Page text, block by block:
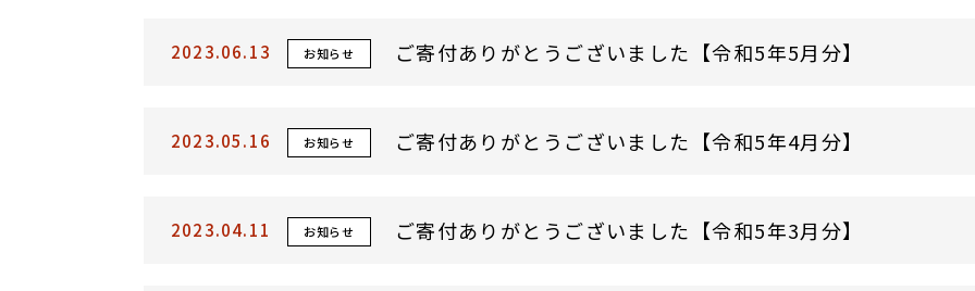
2023.06.13 お知らせ ご寄付ありがとうございました【令和5年5月分】
2023.05.16 お知らせ ご寄付ありがとうございました【令和5年4月分】
2023.04.11 お知らせ ご寄付ありがとうございました【令和5年3月分】